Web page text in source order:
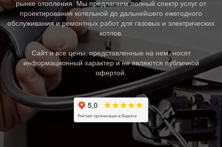
рынке отопления. Мы предлагаем полный спектр услуг от
проектирования котельной до дальнейшего ежегодного
обслуживания и ремонтных работ для газовых и электрических
котлов.
Сайт и все цены, представленные на нем, носят
информационный характер и не являются публичной
офертой.